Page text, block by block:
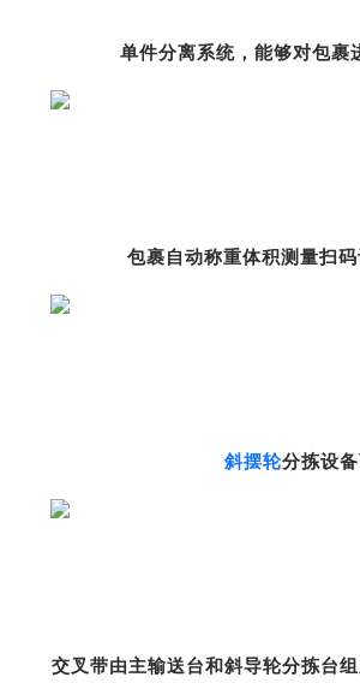
单件分离系统，能够对包裹
包裹自动称重体积测量扫
斜摆轮分拣设
交叉带由主输送台和斜导轮分拣台组